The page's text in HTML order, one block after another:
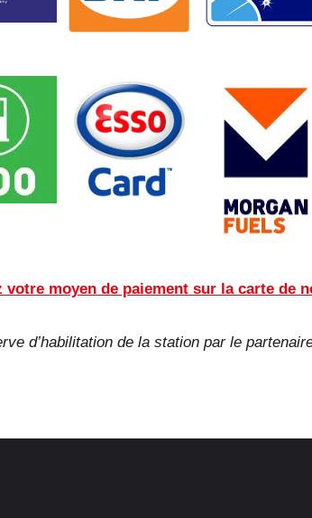
votre moyen de paiement sur la carte de
d’habilitation de la station par le